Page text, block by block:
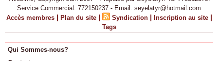
Service Commercial: 772150237 - Email: seyelatyr@hotmail.com
Accès membres | Plan du site | Syndication | Inscription au site |
Tags
Qui Sommes-nous?